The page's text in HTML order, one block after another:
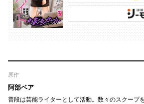
原作
阿部ベア
普段は芸能ライターとして活動。数々のスクープ